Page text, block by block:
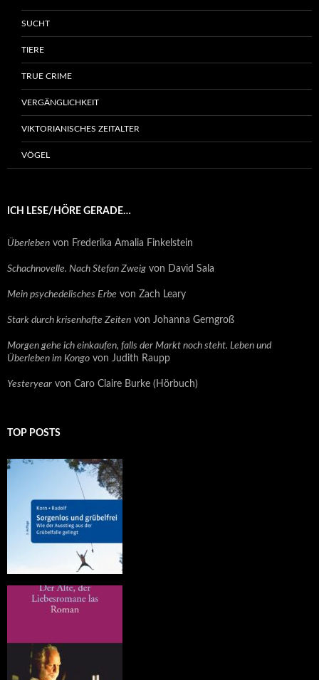
SUCHT
TIERE
TRUE CRIME
VERGÄNGLICHKEIT
VIKTORIANISCHES ZEITALTER
VÖGEL
ICH LESE/HÖRE GERADE…
Überleben von Frederika Amalia Finkelstein
Schachnovelle. Nach Stefan Zweig von David Sala
Mein psychedelisches Erbe von Zach Leary
Stark durch krisenhafte Zeiten von Johanna Gerngroß
Morgen gehe ich einkaufen, falls der Markt noch steht. Leben und
Überleben im Kongo von Judith Raupp
Yesteryear von Caro Claire Burke (Hörbuch)
TOP POSTS